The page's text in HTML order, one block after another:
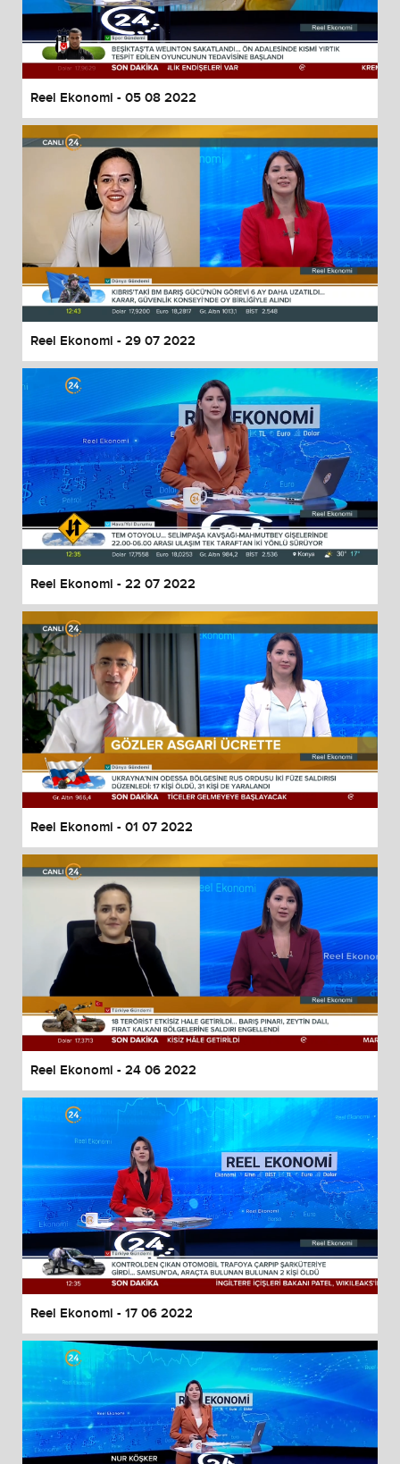
Reel Ekonomi - 05 08 2022
Reel Ekonomi - 29 07 2022
Reel Ekonomi - 22 07 2022
Reel Ekonomi - 01 07 2022
Reel Ekonomi - 24 06 2022
Reel Ekonomi - 17 06 2022